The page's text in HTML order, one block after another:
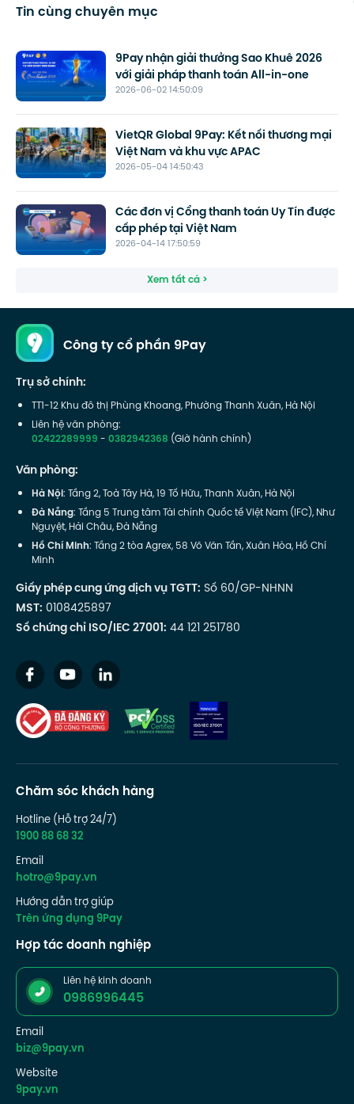
Tin cùng chuyên mục
2026-06-02 14:50:09
9Pay nhận giải thưởng Sao Khuê 2026
với giải pháp thanh toán All-in-one
2026-05-04 14:50:43
VietQR Global 9Pay: Kết nối thương mại
Việt Nam và khu vực APAC
2026-04-14 17:50:59
Các đơn vị Cổng thanh toán Uy Tín được
cấp phép tại Việt Nam
Xem tất cả >
Công ty cổ phần 9Pay
Trụ sở chính:
TT1-12 Khu đô thị Phùng Khoang, Phường Thanh Xuân, Hà Nội
Liên hệ văn phòng:
02422289999-0382942368 (Giờ hành chính)
Văn phòng:
Hà Nội: Tầng 2, Toà Tây Hà, 19 Tố Hữu, Thanh Xuân, Hà Nội
Đà Nẵng: Tầng 5 Trung tâm Tài chính Quốc tế Việt Nam (IFC), Như
Nguyệt, Hải Châu, Đà Nẵng
Hồ Chí Minh: Tầng 2 tòa Agrex, 58 Võ Văn Tần, Xuân Hòa, Hồ Chí
Minh
Giấy phép cung ứng dịch vụ TGTT: Số 60/GP-NHNN
MST: 0108425897
Số chứng chỉ ISO/IEC 27001: 44 121 251780
Chăm sóc khách hàng
Hotline (Hỗ trợ 24/7)
1900 88 68 32
Email
hotro@9pay.vn
Hướng dẫn trợ giúp
Trên ứng dụng 9Pay
Hợp tác doanh nghiệp
Liên hệ kinh doanh
0986996445
Email
biz@9pay.vn
Website
9pay.vn